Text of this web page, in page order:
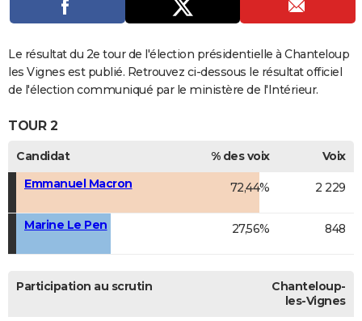
COPAINS D'AVANT
S'inscrire
Se connecter
Lycées
Collèges
Primaires
Universités
Entreprises
Service militaire
Avis de recherche
AVIS DE DÉCÈS
FORUM
Le résultat du 2e tour de l'élection présidentielle à Chanteloup
les Vignes est publié. Retrouvez ci-dessous le résultat officiel
de l'élection communiqué par le ministère de l'Intérieur.
TOUR 2
Candidat % des voix
Voix
Emmanuel Macron
72,44% 2 229
Marine Le Pen 27,56% 848
Participation au scrutin
Chanteloup-
les-Vignes